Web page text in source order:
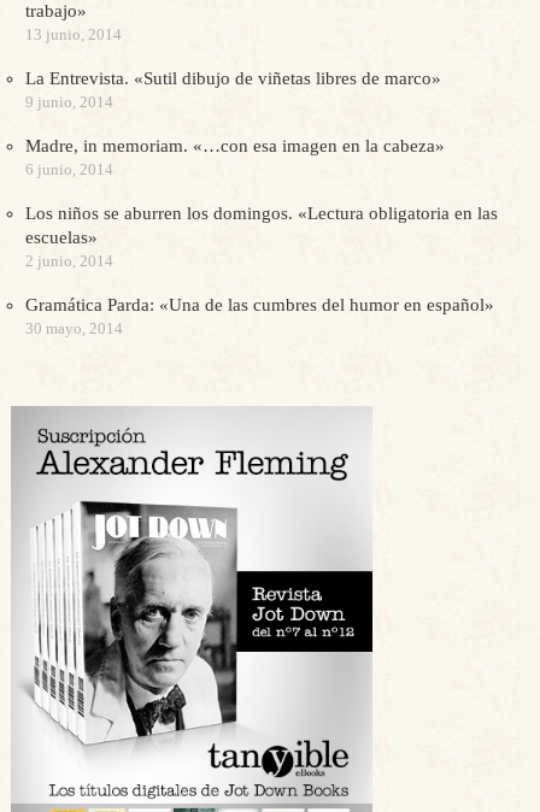
trabajo»
13 junio, 2014
La Entrevista. «Sutil dibujo de viñetas libres de marco»
9 junio, 2014
Madre, in memoriam. «…con esa imagen en la cabeza»
6 junio, 2014
Los niños se aburren los domingos. «Lectura obligatoria en las
escuelas»
2 junio, 2014
Gramática Parda: «Una de las cumbres del humor en español»
30 mayo, 2014